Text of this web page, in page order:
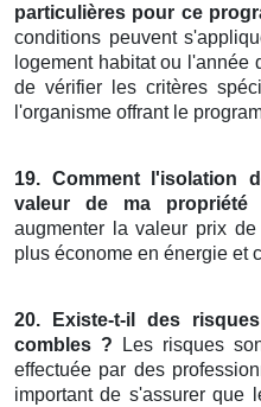
particulières pour ce
conditions peuvent
logement habitat ou l'année
de vérifier les critères
l'organisme offrant le
19. Comment l'isolation
valeur de ma propriété
augmenter la valeur prix
plus économe en énergie et
20. Existe-t-il des
combles ? Les risques
effectuée par des
important de s'assurer que